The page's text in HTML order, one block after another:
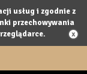
usług i zgodnie z
przechowywania